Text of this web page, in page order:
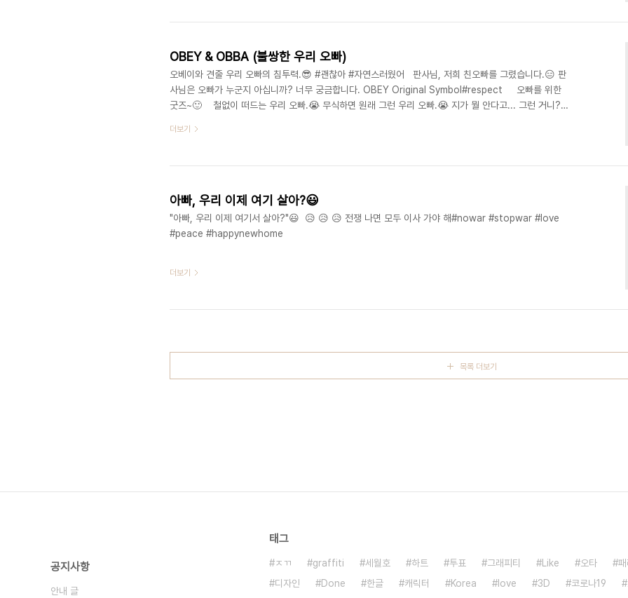
OBEY & OBBA (불쌍한 우리 오빠)
오베이와 견줄 우리 오빠의 침투력.😎 #괜찮아 #자연스러웠어 판사님, 저희 친오빠를 그렸습니다.😑 판
사님은 오빠가 누군지 아십니까? 너무 궁금합니다. OBEY Original Symbol#respect 오빠를 위한
굿즈~🙂 철없이 떠드는 우리 오빠.😭 무식하면 원래 그런 우리 오빠.😭 지가 뭘 안다고... 그런 거니?
이나 해야지.🙂 * 한국사에 길이 남을 친오빠 드립.😆😆😆 #obey #parody #obba#오빠 #친오빠 #풍
더보기
아빠, 우리 이제 여기 살아?😃
"아빠, 우리 이제 여기서 살아?"😃 😥 😥 😥 전쟁 나면 모두 이사 가야 해#nowar #stopwar #love
#peace #happynewhome
더보기
목록 더보기
공지사항
안내 글
태그
ㅈㄲ graffiti 세월호 하트 투표 그래피티 Like 오타
패
디자인
Done 한글 캐릭터 Korea love 3D 코로나19